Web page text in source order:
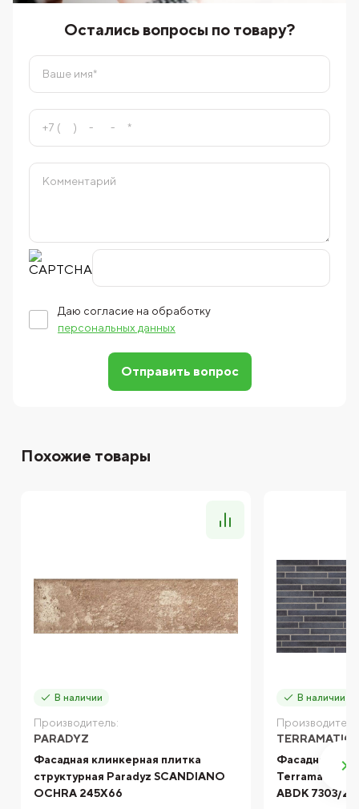
Остались вопросы по товару?
Даю согласие на обработку
персональных данных
Отправить вопрос
Похожие товары
В наличии
Производитель:
PARADYZ
Фасадная клинкерная плитка
структурная Paradyz SCANDIANO
OCHRA 245X66
В наличии
TERRAMATIC
Фасадная
Terramatic
ABDK 7303/2R